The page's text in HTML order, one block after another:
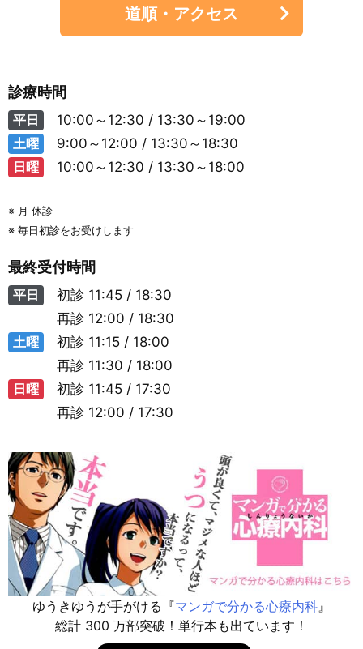
道順・アクセス
診療時間
平日
10:00～12:30 / 13:30～19:00
土曜
9:00～12:00 / 13:30～18:30
日曜
10:00～12:30 / 13:30～18:00
※ 月 休診
※ 毎日初診をお受けします
最終受付時間
平日 初診 11:45 / 18:30
再診 12:00 / 18:30
土曜
初診 11:15 / 18:00
再診 11:30 / 18:00
日曜
初診 11:45 / 17:30
再診 12:00 / 17:30
ゆうきゆうが手がける『マンガで分かる心療内科』
総計 300 万部突破！単行本も出ています！